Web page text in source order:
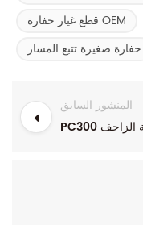
قطع غيار حفارة OEM
حفارة صغيرة تتبع المسار
المنشور السابق